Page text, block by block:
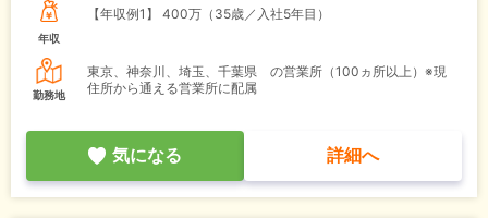
年収
【年収例1】 400万（35歳／入社5年目）
勤務地
東京、神奈川、埼玉、千葉県 の営業所（100ヵ所以上）※現
住所から通える営業所に配属
気になる 詳細へ